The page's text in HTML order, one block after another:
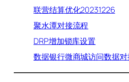
联营结算优化20231226
聚水潭对接流程
DRP增加锁库设置
数据银行微商城访问数据